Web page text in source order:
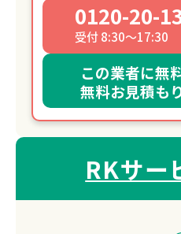
0120-20-
受付 8:30～17:30
この業者に無
無料お見積も
RKサー